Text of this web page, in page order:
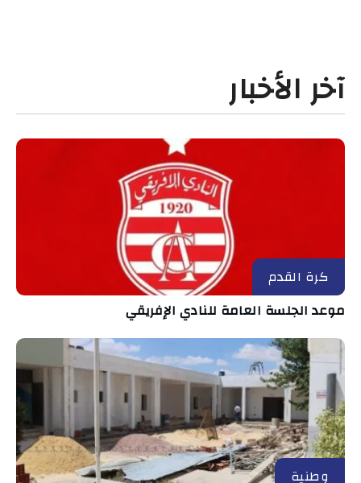
آخر الأخبار
كرة القدم
موعد الجلسة العامة للنادي الإفريقي
وطنية